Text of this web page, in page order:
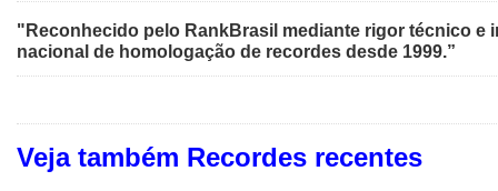
"Reconhecido pelo RankBrasil mediante rigor técnico e
nacional de homologação de recordes desde 1999.”
Veja também Recordes recentes